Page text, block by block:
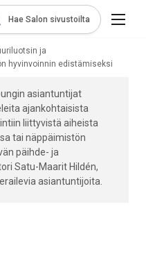
Hae Salon sivustoilta
ja
hyvinvoinnin edistämiseksi
asiantuntijat
ajankohtaisista
liittyvistä aiheista
tai näppäimistön
päihde- ja
Satu-Maarit Hildén,
asiantuntijoita.